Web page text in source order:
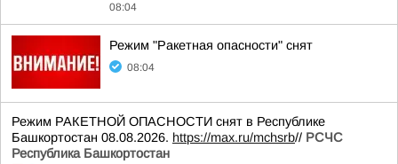
08:04
Режим "Ракетная опасности" снят
08:04
Режим РАКЕТНОЙ ОПАСНОСТИ снят в Республике
Башкортостан 08.08.2026. https://max.ru/mchsrb// РСЧС
Республика Башкортостан